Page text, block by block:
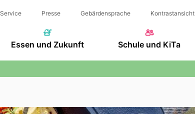
Service Presse Gebärdensprache Kontrastansicht
Essen und Zukunft Schule und KiTa